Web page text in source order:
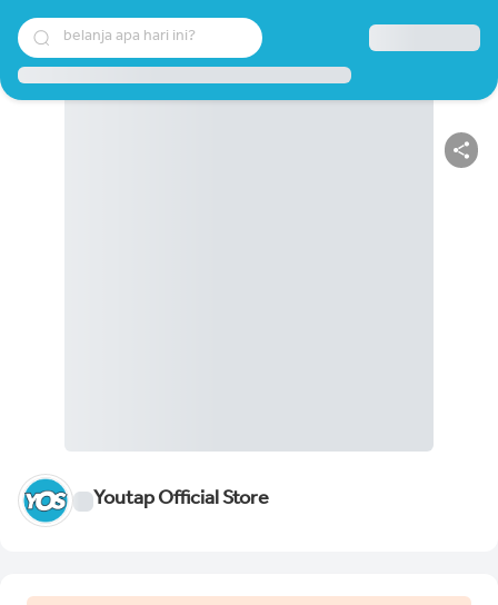
belanja apa hari ini?
Youtap Official Store